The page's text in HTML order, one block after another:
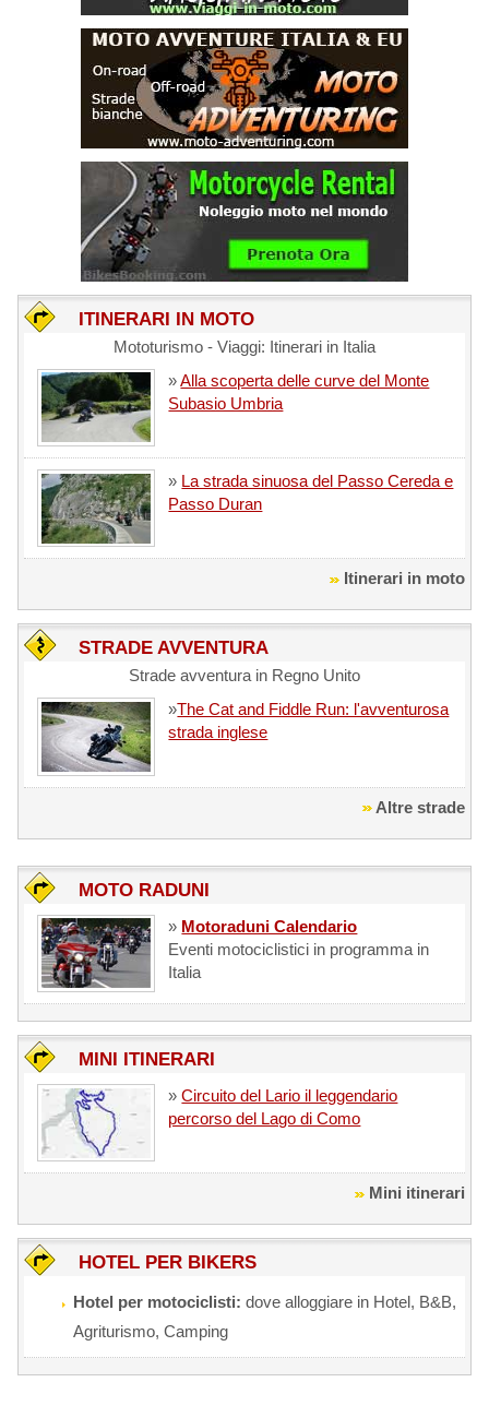
ITINERARI IN MOTO
Mototurismo - Viaggi: Itinerari in Italia
»Alla scoperta delle curve del Monte
Subasio Umbria
» La strada sinuosa del Passo Cereda e
Passo Duran
Itinerari in moto
STRADE AVVENTURA
Strade avventura in Regno Unito
»The Cat and Fiddle Run: l'avventurosa
strada inglese
Altre strade
MOTO RADUNI
» Motoraduni Calendario
Eventi motociclistici in programma in
Italia
MINI ITINERARI
»Circuito del Lario il leggendario
percorso del Lago di Como
Mini itinerari
HOTEL PER BIKERS
Hotel per motociclisti: dove alloggiare in Hotel, B&B,
Agriturismo, Camping